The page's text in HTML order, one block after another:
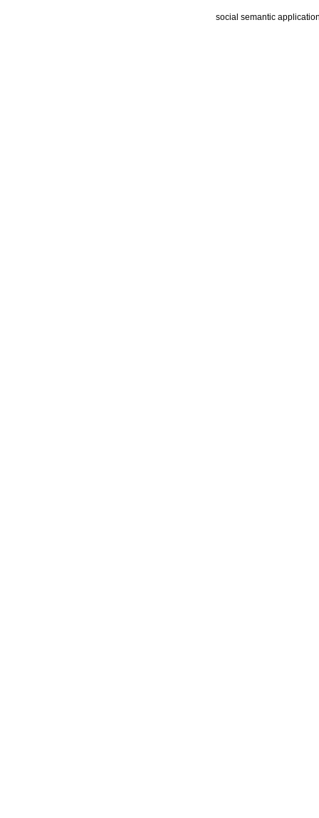
social semantic